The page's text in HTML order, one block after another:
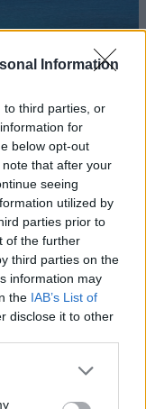
Information
to third parties, or
for
below opt-out
that after your
seeing
utilized by
parties prior to
of the further
third parties on the
information may
the IAB’s List of
disclose it to other
or more Google
You may click to
φτάνει στα 90
Αιγαίου
Ζώνες του
ζουν πολύ
τις ιαματικές
θα σας πουν
έχει